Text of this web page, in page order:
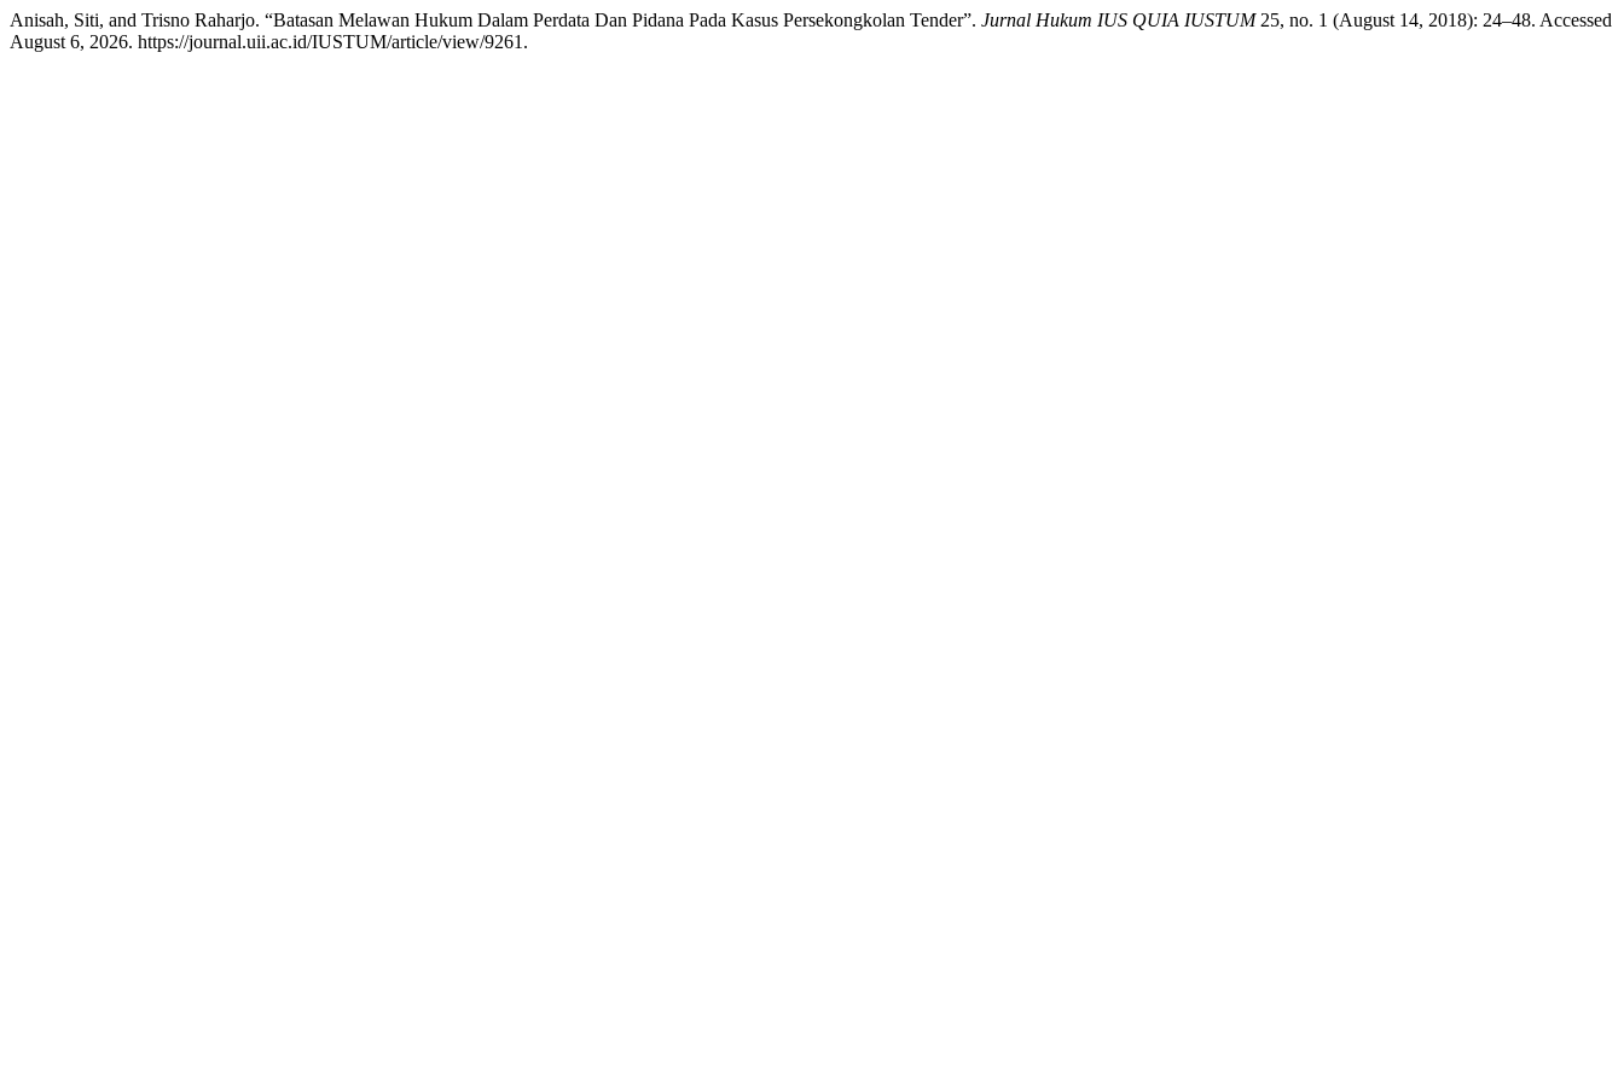
Anisah, Siti, and Trisno Raharjo. “Batasan Melawan Hukum Dalam Perdata Dan Pidana Pada Kasus Persekongkolan Tender”. Jurnal Hukum IUS QUIA IUSTUM25, no. 1 (August 14, 2018): 24–48. Accessed
August 6, 2026. https://journal.uii.ac.id/IUSTUM/article/view/9261.